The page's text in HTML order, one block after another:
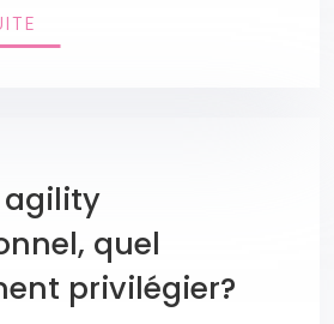
agility
quel
privilégier?